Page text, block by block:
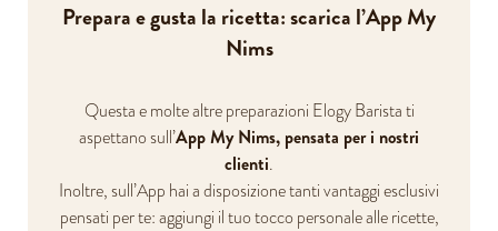
Prepara e gusta la ricetta: scarica l’App My
Nims
Questa e molte altre preparazioni Elogy Barista ti
aspettano sull’App My Nims, pensata per i nostri
clienti.
Inoltre, sull’App hai a disposizione tanti vantaggi esclusivi
pensati per te: aggiungi il tuo tocco personale alle ricette,